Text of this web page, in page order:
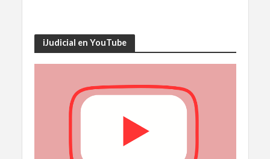
iJudicial en YouTube